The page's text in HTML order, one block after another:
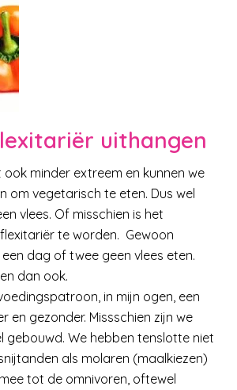
uithangen
ook minder extreem en kunnen we
om vegetarisch te eten. Dus wel
vlees. Of misschien is het
te worden. Gewoon
dag of twee geen vlees eten.
dan ook.
in mijn ogen, een
en gezonder. Missschien zijn we
gebouwd. We hebben tenslotte niet
als molaren (maalkiezen)
tot de omnivoren, oftewel